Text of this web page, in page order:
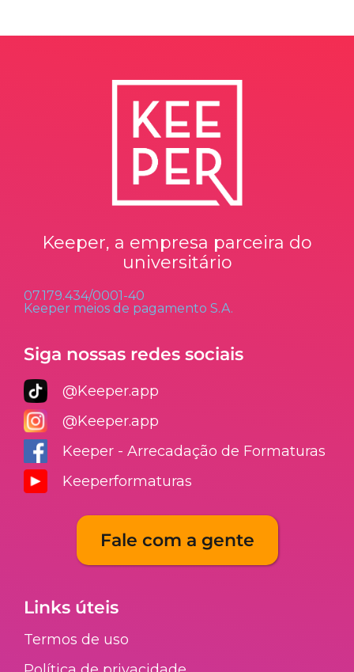
Keeper, a empresa parceira do
universitário
07.179.434/0001-40
Keeper meios de pagamento S.A.
Siga nossas redes sociais
@Keeper.app
@Keeper.app
Keeper - Arrecadação de Formaturas
Keeperformaturas
Fale com a gente
Links úteis
Termos de uso